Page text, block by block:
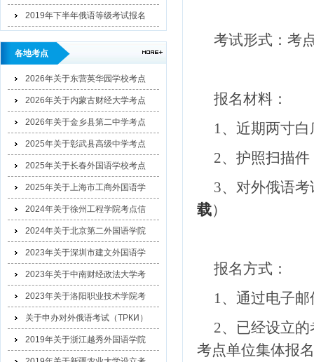
2019年下半年俄语等级考试报名
各地考点
2026年关于东营英华园学校考点
2026年关于内蒙古财经大学考点
2026年关于金乡县第二中学考点
2025年关于彰武县高级中学考点
2025年关于长春外国语学校考点
2025年关于上海市工商外国语学
2024年关于徐州工程学院考点信
2024年关于北京第二外国语学院
2023年关于深圳市建文外国语学
2023年关于中南财经政法大学考
2023年关于洛阳职业技术学院考
关于申办对外俄语考试（ТРКИ）
2019年关于浙江越秀外国语学院
考试形式：考
报名材料：
1、近期两寸
2、护照扫描
3、对外俄语
载）
报名方式：
1、通过电子邮
2、已经设立
考点单位集体报名